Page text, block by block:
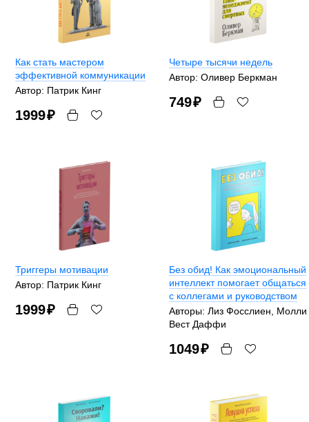
Как стать мастером
эффективной коммуникации
Автор: Патрик Кинг
1999₽
Четыре тысячи недель
Автор: Оливер Беркман
749₽
Триггеры мотивации
Автор: Патрик Кинг
1999₽
Без обид! Как эмоциональный
интеллект помогает общаться
с коллегами и руководством
Авторы: Лиз Фосслиен, Молли
Вест Даффи
1049₽